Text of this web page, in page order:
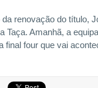
renovação do título,
Taça. Amanhã, a
final four que vai